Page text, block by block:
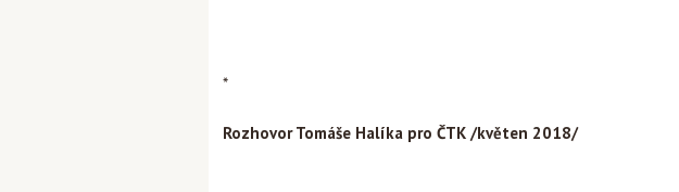
*
Rozhovor Tomáše Halíka pro ČTK /květen 2018/